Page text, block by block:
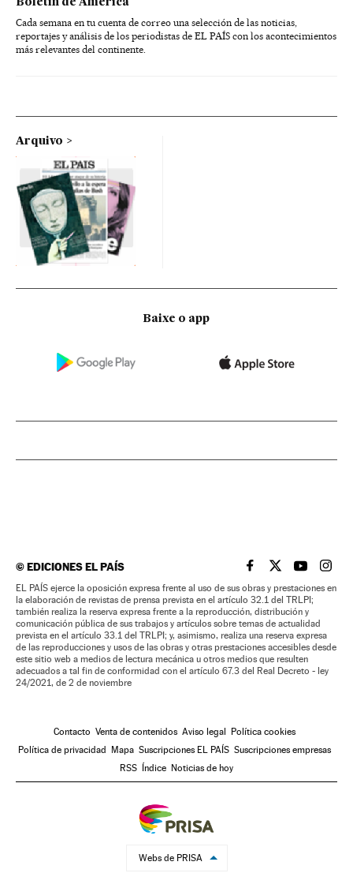
Boletín de América
Cada semana en tu cuenta de correo una selección de las noticias,
reportajes y análisis de los periodistas de EL PAÍS con los acontecimientos
más relevantes del continente.
Arquivo
Baixe o app
©EDICIONES EL PAÍS EL PAÍS BRASIL EN
EL PAÍSEL PAÍS
EL
EL PAÍS ejerce la oposición expresa frente al uso de sus obras y prestaciones en
la elaboración de revistas de prensa prevista en el artículo 32.1 del TRLPI;
también realiza la reserva expresa frente a la reproducción, distribución y
comunicación pública de sus trabajos y artículos sobre temas de actualidad
prevista en el artículo 33.1 del TRLPI; y, asimismo, realiza una reserva expresa
de las reproducciones y usos de las obras y otras prestaciones accesibles desde
este sitio web a medios de lectura mecánica u otros medios que resulten
adecuados a tal fin de conformidad con el artículo 67.3 del Real Decreto - ley
24/2021, de 2 de noviembre
Contacto Venta de contenidos Aviso legal Política cookies
Política de privacidad Mapa Suscripciones EL PAÍS Suscripciones empresas
RSS Índice Noticias de hoy
Webs de PRISA